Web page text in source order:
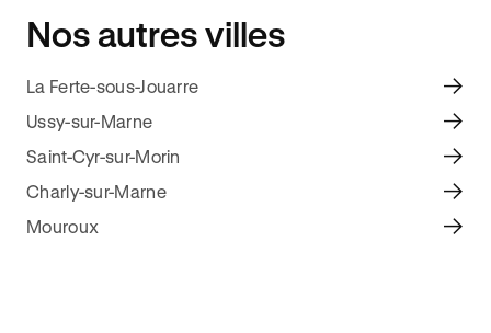
Nos autres villes
La Ferte-sous-Jouarre
Ussy-sur-Marne
Saint-Cyr-sur-Morin
Charly-sur-Marne
Mouroux